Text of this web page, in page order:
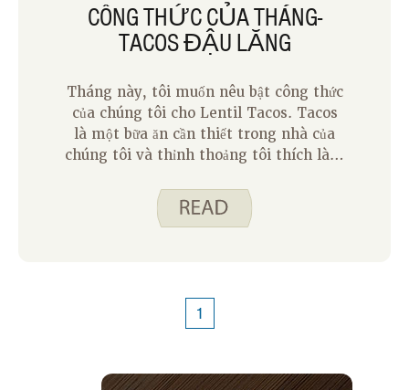
một số khuyến nghị của Trung tâm
Kiểm soát và Phòng ngừa Dịch bệnh.
CÔNG THỨC CỦA THÁNG-
TACOS ĐẬU LĂNG
Tháng này, tôi muốn nêu bật công thức
của chúng tôi cho Lentil Tacos. Tacos
là một bữa ăn cần thiết trong nhà của
chúng tôi và thỉnh thoảng tôi thích làm
tôi thích ở đậu lăng:
1